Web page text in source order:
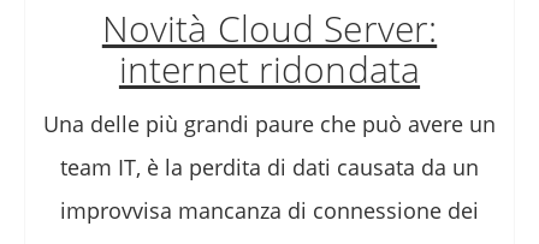
Novità Cloud Server:
internet ridondata
Una delle più grandi paure che può avere un
team IT, è la perdita di dati causata da un
improvvisa mancanza di connessione dei